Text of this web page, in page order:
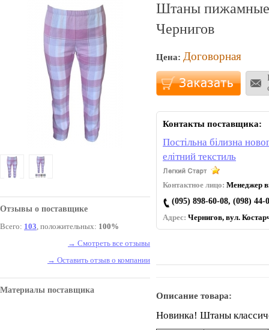
Отзывы о поставщике
Всего: 103, положительных: 100%
→ Смотреть все отзывы
→ Оставить отзыв о компании
Материалы поставщика
Штаны
Чернигов
Цена: Договорная
Контакты поставщика:
Постільна білизна
елітний текстиль
Контактное лицо: Менеджер
(095) 898-60-08, (098) 44-
Адрес: Чернигов, вул.
Описание товара:
Новинка! Штаны